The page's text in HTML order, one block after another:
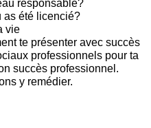
responsable?
as été licencié?
vie
te présenter avec succès
professionnels pour ta
succès professionnel.
y remédier.